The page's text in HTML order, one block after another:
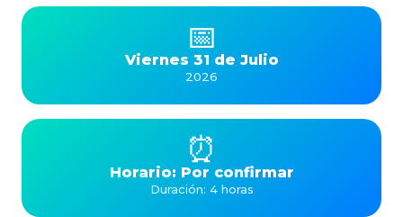
📅
Viernes 31 de Julio
2026
⏰
Horario: Por confirmar
Duración: 4 horas